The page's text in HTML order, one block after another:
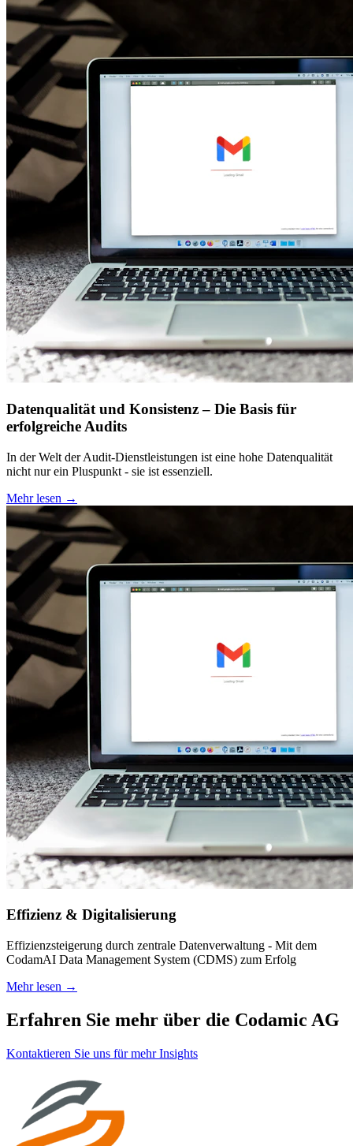
Datenqualität und Konsistenz – Die Basis für
erfolgreiche Audits
In der Welt der Audit-Dienstleistungen ist eine hohe Datenqualität
nicht nur ein Pluspunkt - sie ist essenziell.
Mehr lesen →
Effizienz & Digitalisierung
Effizienzsteigerung durch zentrale Datenverwaltung - Mit dem
CodamAI Data Management System (CDMS) zum Erfolg
Mehr lesen →
Erfahren Sie mehr über die Codamic AG
Kontaktieren Sie uns für mehr Insights